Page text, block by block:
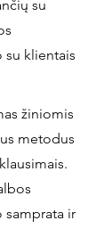
su
su klientais
žiniomis
metodus
samprata ir